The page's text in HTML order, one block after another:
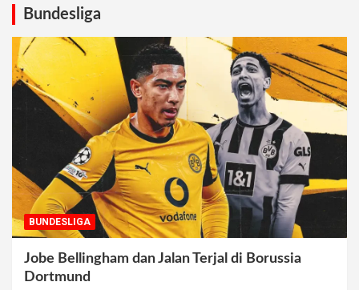
Bundesliga
BUNDESLIGA
Jobe Bellingham dan Jalan Terjal di Borussia
Dortmund